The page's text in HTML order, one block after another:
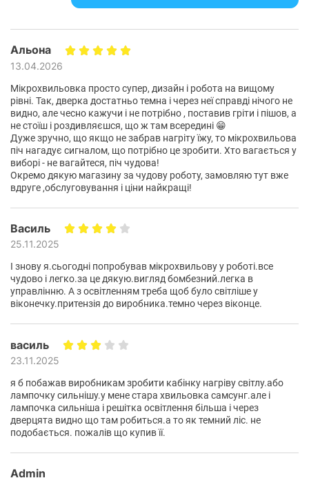
потрібно вказати тип та вагу продуктів, а програма
підготувати інгредієнти для приготування страв, зберігаючи
їх поживні властивості.
Легкий догляд
Покриття CERAMIC INSIDE надає легкий догляд і зберігає
свій початковий колір без необхідності складного очищення.
Підтверджено лабораторією Hohenstein: емаль для
мікрохвильових печей має антибактеріальні властивості на
рівні 99,9%. Крім того, це покриття в 24 рази стійкіше до
подряпин, ніж нержавіюча сталь.
Приготування на пару
Варіть корисні та смачні страви на пару з легкістю завдяки
технології Pure Steamer. Просто додайте воду до
спеціальній решітці. Виберіть тип і розмір продуктів, а
програма автоматично оптимізує час приготування.
Швидке та просте управління
Використовуйте зручну та зрозумілу систему керування
для зручного приготування їжі. Панель керування
відрізняється простотою і містить кілька кнопок з
Регулятор дозволяє зручно та точно налаштувати
параметри. Це робить процес вибору та налаштування
параметрів легким та інтуїтивно зрозумілим.
Радуйте себе та своїх близьких смачними домашніми
десертами, не витрачаючи багато часу та не
Альона
13.04.2026
Мікрохвильовка просто супер, дизайн і робота на вищому
рівні. Так, дверка достатньо темна і через неї справді нічого не
видно, але чесно кажучи і не потрібно , поставив гріти і пішов, а
не стоїш і роздивляєшся, що ж там всередині 😁
Дуже зручно, що якщо не забрав нагріту їжу, то мікрохвильова
піч нагадує сигналом, що потрібно це зробити. Хто вагається у
виборі - не вагайтеся, піч чудова!
Окремо дякую магазину за чудову роботу, замовляю тут вже
вдруге ,обслуговування і ціни найкращі!
Василь
25.11.2025
І знову я.сьогодні попробував мікрохвильову у роботі.все
чудово і легко.за це дякую.вигляд бомбезний.легка в
управлінню. А з освітленням треба щоб було світліше у
віконечку.притензія до виробника.темно через віконце.
василь
23.11.2025
я б побажав виробникам зробити кабінку нагріву світлу.або
лампочку сильнішу.у мене стара хвильовка самсунг.але і
лампочка сильніша і решітка освітлення більша і через
дверцята видно що там робиться.а то як темний ліс. не
подобається. пожалів що купив її.
Admin